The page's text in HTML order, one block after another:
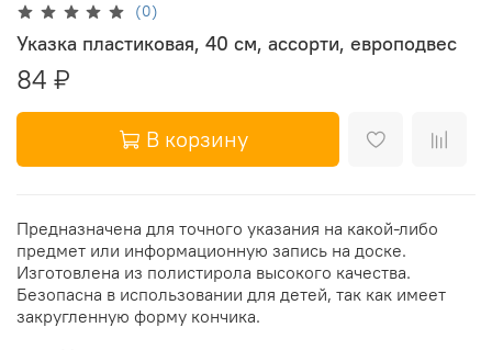
(0)
Указка пластиковая, 40 см, ассорти, европодвес
84 ₽
В корзину
Предназначена для точного указания на какой-либо
предмет или информационную запись на доске.
Изготовлена из полистирола высокого качества.
Безопасна в использовании для детей, так как имеет
закругленную форму кончика.